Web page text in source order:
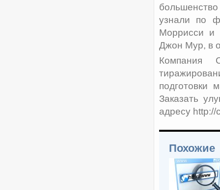
узнали по
Моррисси и
Джон Мур, в
Компания
подготовки
Заказать
адресу http://
Похожие